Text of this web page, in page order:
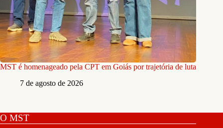
MST é homenageado pela CPT em Goiás por trajetória de luta
7 de agosto de 2026
O MST